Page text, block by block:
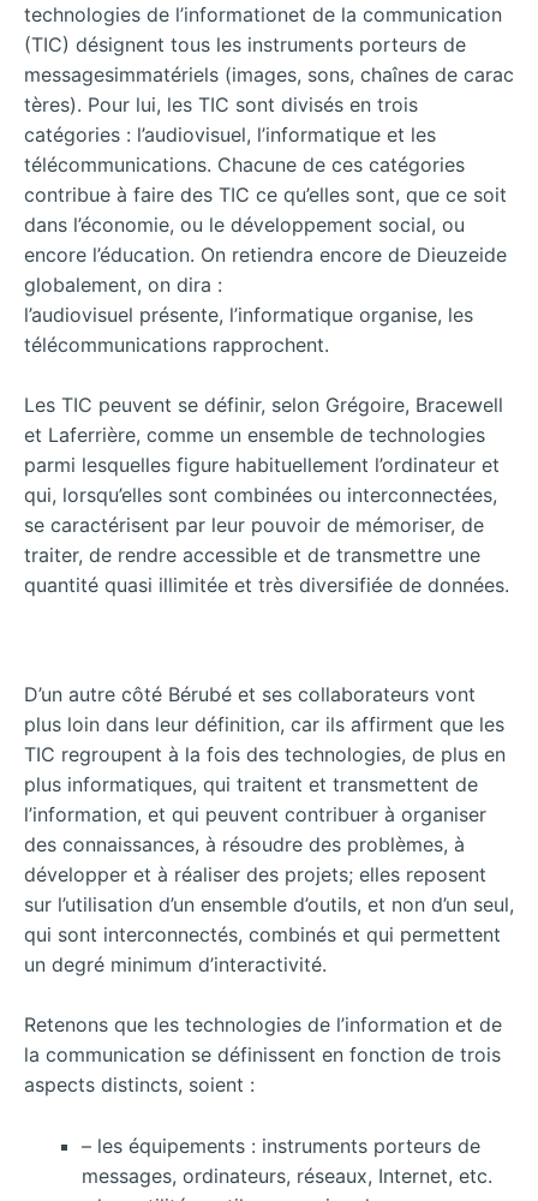
technologies de l’informationet de la communication
(TIC) désignent tous les instruments porteurs de
messagesimmatériels (images, sons, chaînes de carac
tères). Pour lui, les TIC sont divisés en trois
catégories : l’audiovisuel, l’informatique et les
télécommunications. Chacune de ces catégories
contribue à faire des TIC ce qu’elles sont, que ce soit
dans l’économie, ou le développement social, ou
encore l’éducation. On retiendra encore de Dieuzeide
globalement, on dira :
l’audiovisuel présente, l’informatique organise, les
télécommunications rapprochent.
Les TIC peuvent se définir, selon Grégoire, Bracewell
et Laferrière, comme un ensemble de technologies
parmi lesquelles figure habituellement l’ordinateur et
qui, lorsqu’elles sont combinées ou interconnectées,
se caractérisent par leur pouvoir de mémoriser, de
traiter, de rendre accessible et de transmettre une
quantité quasi illimitée et très diversifiée de données.
D’un autre côté Bérubé et ses collaborateurs vont
plus loin dans leur définition, car ils affirment que les
TIC regroupent à la fois des technologies, de plus en
plus informatiques, qui traitent et transmettent de
l’information, et qui peuvent contribuer à organiser
des connaissances, à résoudre des problèmes, à
développer et à réaliser des projets; elles reposent
sur l’utilisation d’un ensemble d’outils, et non d’un seul,
qui sont interconnectés, combinés et qui permettent
un degré minimum d’interactivité.
Retenons que les technologies de l’information et de
la communication se définissent en fonction de trois
aspects distincts, soient :
– les équipements : instruments porteurs de
messages, ordinateurs, réseaux, Internet, etc.